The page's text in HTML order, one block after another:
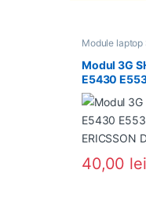
Module laptop
Modul 3G
E5430
E6330
40,00 lei